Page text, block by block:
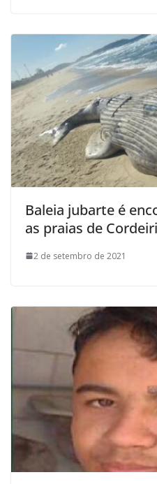
Baleia jubarte é
as praias de
2 de setembro de 2021